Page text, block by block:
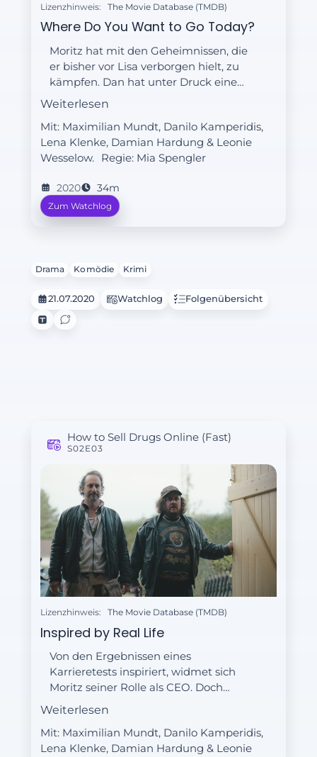
Lizenzhinweis: The Movie Database (TMDB)
Where Do You Want to Go Today?
Moritz hat mit den Geheimnissen, die
er bisher vor Lisa verborgen hielt, zu
kämpfen. Dan hat unter Druck eine
geniale Idee. Lenny und Kira
Weiterlesen
Mit: Maximilian Mundt, Danilo Kamperidis,
Lena Klenke, Damian Hardung & Leonie
Wesselow.
Regie: Mia Spengler
2020 34m
Zum Watchlog
Drama Komödie Krimi
21.07.2020 Watchlog Folgenübersicht
How to Sell Drugs Online (Fast)
S02E03
Lizenzhinweis: The Movie Database (TMDB)
Inspired by Real Life
Von den Ergebnissen eines
Karrieretests inspiriert, widmet sich
Moritz seiner Rolle als CEO. Doch
Lennys Vorschlag, Kira ins Team
Fassung.
Weiterlesen
Mit: Maximilian Mundt, Danilo Kamperidis,
Lena Klenke, Damian Hardung & Leonie